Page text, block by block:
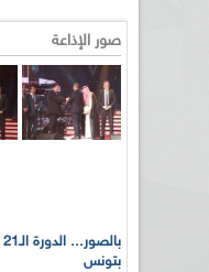
صور الإذاعة
بتونس